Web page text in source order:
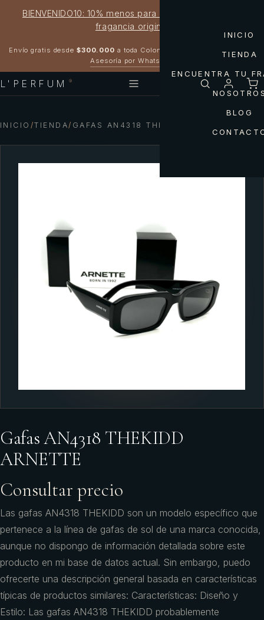
BIENVENIDO10: 10% menos para estrenar tu próxima
fragancia original
Envío gratis desde $300.000 a toda Colombia
Asesoría por WhatsApp
L'PERFUM ®
INICIO
TIENDA
ENCUENTRA TU
BLOG
INICIO /TIENDA/ GAFAS AN4318 THEKIDD ARNETTE
Gafas AN4318 THEKIDD
ARNETTE
Consultar precio
Las gafas AN4318 THEKIDD son un modelo específico que
pertenece a la línea de gafas de sol de una marca conocida,
aunque no dispongo de información detallada sobre este
producto en mi base de datos actual. Sin embargo, puedo
ofrecerte una descripción general basada en características
típicas de productos similares: Características: Diseño y
Estilo: Las gafas AN4318 THEKIDD probablemente